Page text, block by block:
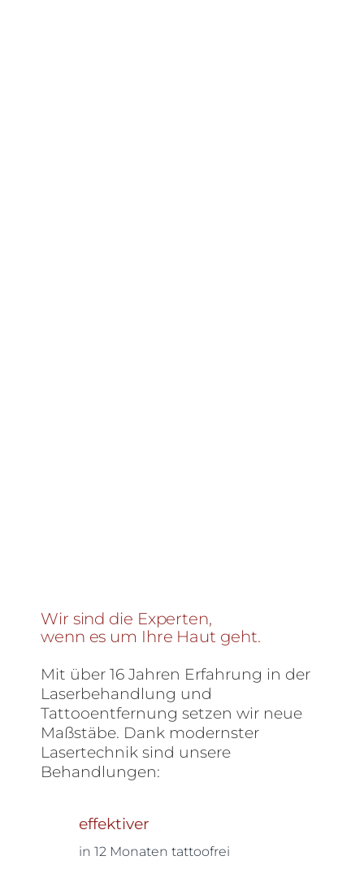
Wir sind die Experten,
wenn es um Ihre Haut geht.
Mit über 16 Jahren Erfahrung in der
Laserbehandlung und
Tattooentfernung setzen wir neue
Maßstäbe. Dank modernster
Lasertechnik sind unsere
Behandlungen:
effektiver
in 12 Monaten tattoofrei